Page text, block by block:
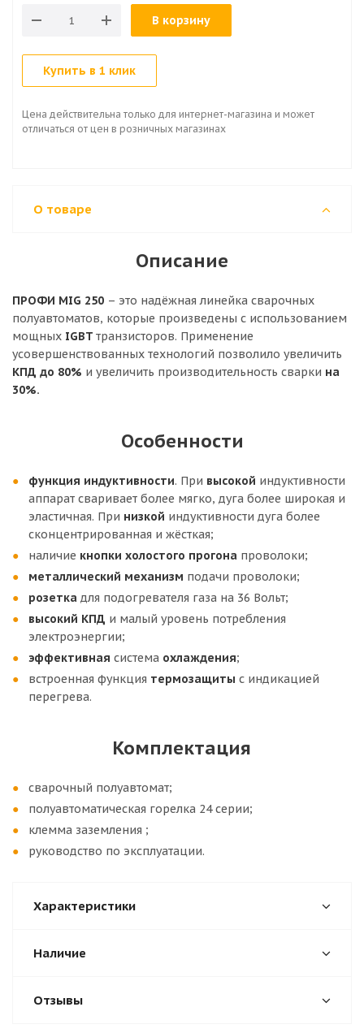
В корзину
Купить в 1 клик
Цена действительна только для интернет-магазина и может
отличаться от цен в розничных магазинах
О товаре
Описание
ПРОФИ MIG 250 – это надёжная линейка сварочных
полуавтоматов, которые произведены с использованием
мощных IGBT транзисторов. Применение
усовершенствованных технологий позволило увеличить
КПД до 80% и увеличить производительность сварки на
30%.
Особенности
функция индуктивности. При высокой индуктивности
аппарат сваривает более мягко, дуга более широкая и
эластичная. При низкой индуктивности дуга более
сконцентрированная и жёсткая;
наличие кнопки холостого прогона проволоки;
металлический механизм подачи проволоки;
розетка для подогревателя газа на 36 Вольт;
высокий КПД и малый уровень потребления
электроэнергии;
эффективная система охлаждения;
встроенная функция термозащиты с индикацией
перегрева.
Комплектация
сварочный полуавтомат;
полуавтоматическая горелка 24 серии;
клемма заземления ;
руководство по эксплуатации.
Характеристики
Наличие
Отзывы